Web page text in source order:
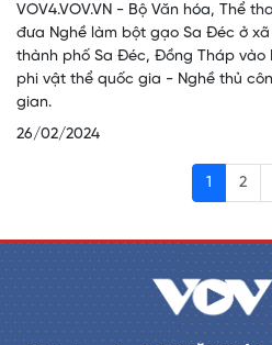
VOV4.VOV.VN - Bộ Văn hóa, Thể
đưa Nghề làm bột gạo Sa Đéc ở xã
thành phố Sa Đéc, Đồng Tháp vào
phi vật thể quốc gia - Nghề thủ
gian.
26/02/2024
1 2